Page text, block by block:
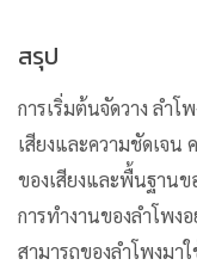
สรุป
การเริ่มต้นจัดวาง ลำโ
เสียงและความชัดเจน
ของเสียงและพื้นฐานข
การทำงานของลำโพง
สามารถของลำโพงมา